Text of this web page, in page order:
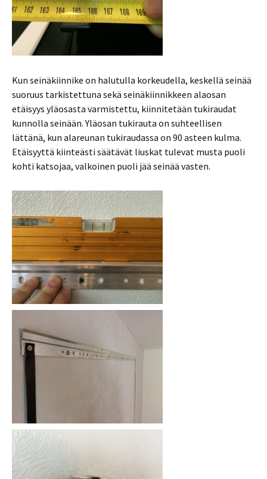
Kun seinäkiinnike on halutulla korkeudella, keskellä seinää
suoruus tarkistettuna sekä seinäkiinnikkeen alaosan
etäisyys yläosasta varmistettu, kiinnitetään tukiraudat
kunnolla seinään. Yläosan tukirauta on suhteellisen
lättänä, kun alareunan tukiraudassa on 90 asteen kulma.
Etäisyyttä kiinteästi säätävät liuskat tulevat musta puoli
kohti katsojaa, valkoinen puoli jää seinää vasten.